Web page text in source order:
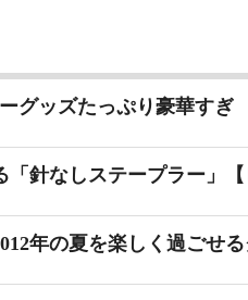
グッズたっぷり豪華すぎ
針なしステープラー」【
年の夏を楽しく過ごせ